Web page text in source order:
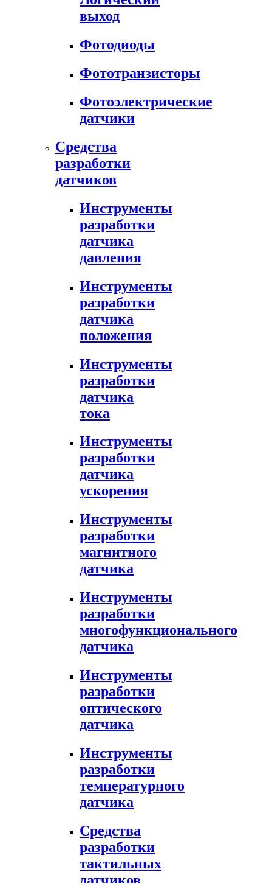
выход
Фотодиоды
Фототранзисторы
Фотоэлектрические
датчики
Средства
разработки
датчиков
Инструменты
разработки
датчика
давления
Инструменты
разработки
датчика
положения
Инструменты
разработки
датчика
тока
Инструменты
разработки
датчика
ускорения
Инструменты
разработки
магнитного
датчика
Инструменты
разработки
многофункционального
датчика
Инструменты
разработки
оптического
датчика
Инструменты
разработки
температурного
датчика
Средства
разработки
тактильных